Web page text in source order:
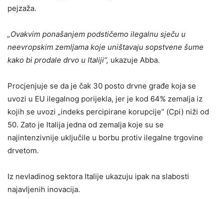
pejzaža.
„Ovakvim ponašanjem podstičemo ilegalnu sječu u
neevropskim zemljama koje uništavaju sopstvene šume
kako bi prodale drvo u Italiji“, ukazuje Abba.
Procjenjuje se da je čak 30 posto drvne građe koja se
uvozi u EU ilegalnog porijekla, jer je kod 64% zemalja iz
kojih se uvozi „indeks percipirane korupcije“ (Cpi) niži od
50. Zato je Italija jedna od zemalja koje su se
najintenzivnije uključile u borbu protiv ilegalne trgovine
drvetom.
Iz nevladinog sektora Italije ukazuju ipak na slabosti
najavljenih inovacija.